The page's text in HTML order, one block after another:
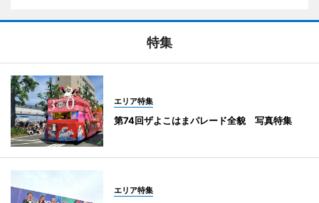
特集
エリア特集
第74回ザよこはまパレード全貌 写真特集
エリア特集